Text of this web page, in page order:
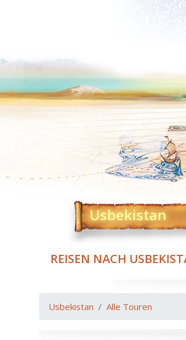
Usbekistan
REISEN NACH
Usbekistan Alle Touren